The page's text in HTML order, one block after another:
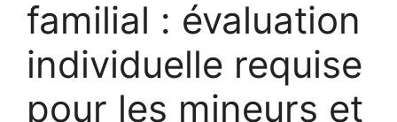
familial : évaluation
individuelle requise
pour les mineurs et